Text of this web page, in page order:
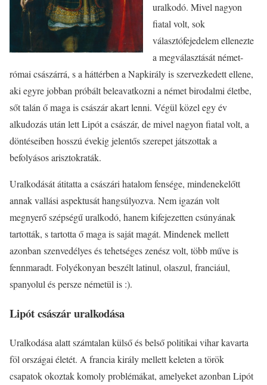
uralkodó. Mivel nagyon
fiatal volt, sok
választófejedelem ellenezte
a megválasztását német-
római császárrá, s a háttérben a Napkirály is szervezkedett ellene,
aki egyre jobban próbált beleavatkozni a német birodalmi életbe,
sőt talán ő maga is császár akart lenni. Végül közel egy év
alkudozás után lett Lipót a császár, de mivel nagyon fiatal volt, a
döntéseiben hosszú évekig jelentős szerepet játszottak a
befolyásos arisztokraták.
Uralkodását átitatta a császári hatalom fensége, mindenekelőtt
annak vallási aspektusát hangsúlyozva. Nem igazán volt
megnyerő szépségű uralkodó, hanem kifejezetten csúnyának
tartották, s tartotta ő maga is saját magát. Mindenek mellett
azonban szenvedélyes és tehetséges zenész volt, több műve is
fennmaradt. Folyékonyan beszélt latinul, olaszul, franciául,
spanyolul és persze németül is :).
Lipót császár uralkodása
Uralkodása alatt számtalan külső és belső politikai vihar kavarta
föl országai életét. A francia király mellett keleten a török
csapatok okoztak komoly problémákat, amelyeket azonban Lipót